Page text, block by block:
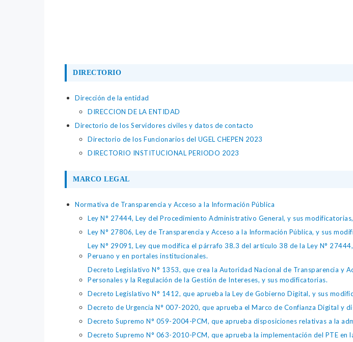
DIRECTORIO
Dirección de la entidad
DIRECCION DE LA ENTIDAD
Directorio de los Servidores civiles y datos de contacto
Directorio de los Funcionarios del UGEL CHEPEN 2023
DIRECTORIO INSTITUCIONAL PERIODO 2023
MARCO LEGAL
Normativa de Transparencia y Acceso a la Información Pública
Ley N° 27444, Ley del Procedimiento Administrativo General, y sus
Ley N° 27806, Ley de Transparencia y Acceso a la Información Pública, y sus
Ley N° 29091, Ley que modifica el párrafo 38.3 del artículo 38 de la Ley N°
Peruano y en portales institucionales.
Decreto Legislativo N° 1353, que crea la Autoridad Nacional de Transparencia y
Personales y la Regulación de la Gestión de Intereses, y sus modificatorias.
Decreto Legislativo N° 1412, que aprueba la Ley de Gobierno Digital, y sus
Decreto de Urgencia N° 007-2020, que aprueba el Marco de Confianza Digital y
Decreto Supremo N° 059-2004-PCM, que aprueba disposiciones relativas a la
Decreto Supremo N° 063-2010-PCM, que aprueba la implementación del PTE en